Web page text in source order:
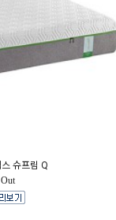
슈프림 Q